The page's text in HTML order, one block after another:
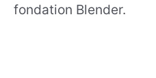
fondation Blender.